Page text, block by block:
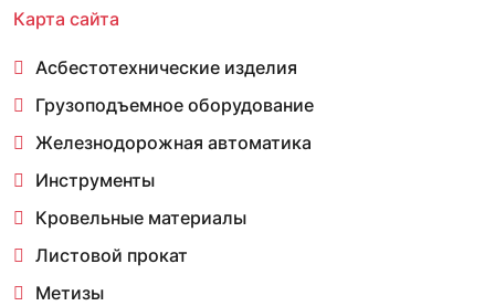
Карта сайта
Асбестотехнические изделия
Грузоподъемное оборудование
Железнодорожная автоматика
Инструменты
Кровельные материалы
Листовой прокат
Метизы